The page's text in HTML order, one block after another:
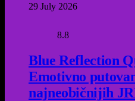
29 July 2026
8.8
Blue Reflection
Emotivno
najneobičnijih